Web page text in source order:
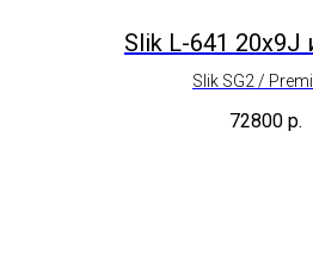
Slik L-641 20x9J
Slik SG2 /
72800 р.